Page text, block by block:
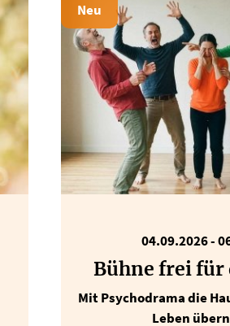
Neu
04.09.2026-
Bühne frei für
Mit Psychodrama die
Leben